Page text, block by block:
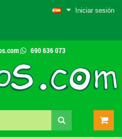
Iniciar sesión
690 636 073